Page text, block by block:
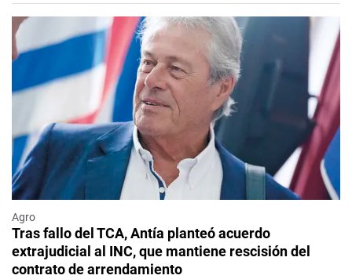
Agro
Tras fallo del TCA, Antía planteó acuerdo
extrajudicial al INC, que mantiene rescisión del
contrato de arrendamiento